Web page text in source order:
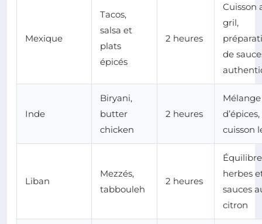
Mexique
Tacos,
salsa et
plats
épicés
2 heures
Cuisson
gril,
de
Inde
Biryani,
butter
chicken
2 heures
Mélange
d’épices,
cuisson
Liban
Mezzés,
tabbouleh
2 heures
herbes
sauces
citron